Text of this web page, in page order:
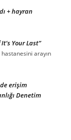
+ hayran
Your Last”
hastanesini arayın
erişim
Denetim